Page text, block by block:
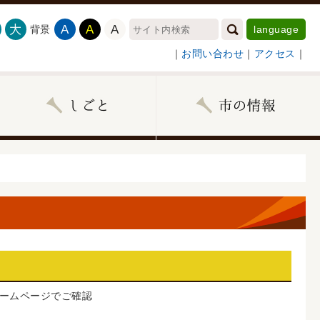
大 背景 A A A language
｜ お問い合わせ ｜ アクセス ｜
ムページでご確認